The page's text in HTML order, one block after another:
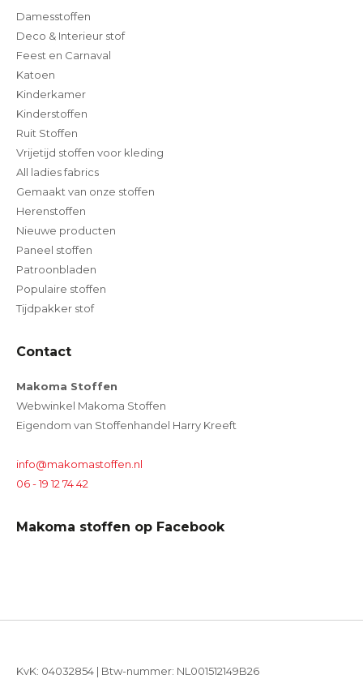
Damesstoffen
Deco & Interieur stof
Feest en Carnaval
Katoen
Kinderkamer
Kinderstoffen
Ruit Stoffen
Vrijetijd stoffen voor kleding
All ladies fabrics
Gemaakt van onze stoffen
Herenstoffen
Nieuwe producten
Paneel stoffen
Patroonbladen
Populaire stoffen
Tijdpakker stof
Contact
Makoma Stoffen
Webwinkel Makoma Stoffen
Eigendom van Stoffenhandel Harry Kreeft
info@makomastoffen.nl
06 - 19 12 74 42
Makoma stoffen op Facebook
KvK: 04032854 | Btw-nummer: NL001512149B26